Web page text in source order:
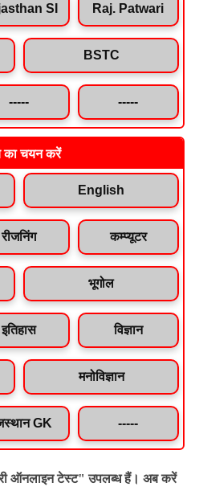
SI Raj. Patwari
BSTC
----- -----
का चयन करें
English
रीजनिंग कम्प्यूटर
भूगोल
इतिहास विज्ञान
मनोविज्ञान
GK -----
ऑनलाइन टेस्ट" उपलब्ध हैं। अब करें